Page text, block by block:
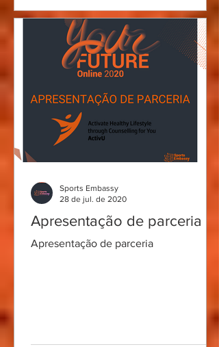
Apresentação de parceria
Apresentação de parceria
Sports Embassy
28 de jul. de 2020